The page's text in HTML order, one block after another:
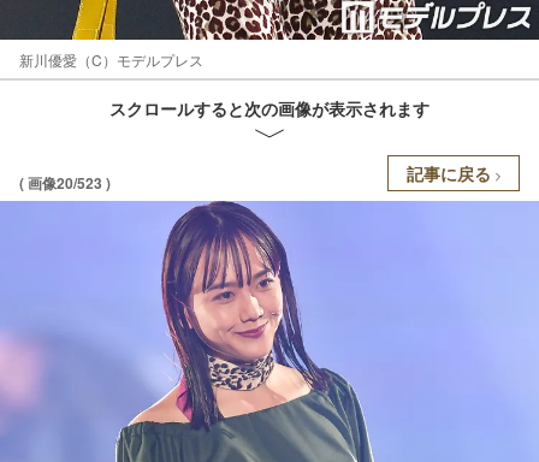
新川優愛（C）モデルプレス
スクロールすると次の画像が表示されます
( 画像20/523 ) 記事に戻る